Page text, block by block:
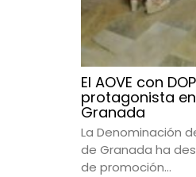
El AOVE con
protagonista
Granada
La Denominación
de Granada ha
de promoción...